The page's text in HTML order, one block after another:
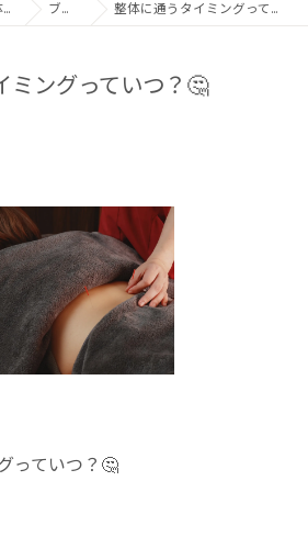
茨木市で整体なら整体院HOPE ブログ 整体に通うタイミングっていつ？🤔
ミングっていつ？🤔
っていつ？🤔